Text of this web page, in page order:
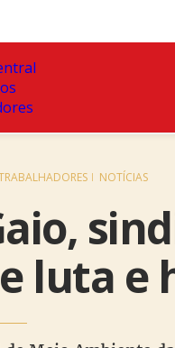
NOTÍCIAS
luta e